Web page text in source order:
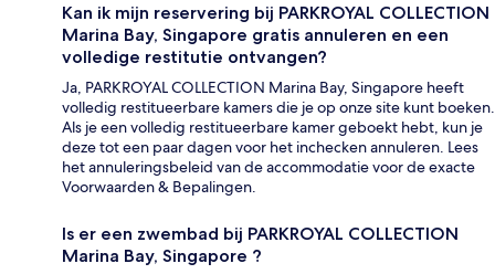
Kan ik mijn reservering bij PARKROYAL COLLECTION
Marina Bay, Singapore gratis annuleren en een
volledige restitutie ontvangen?
Ja, PARKROYAL COLLECTION Marina Bay, Singapore heeft
volledig restitueerbare kamers die je op onze site kunt boeken.
Als je een volledig restitueerbare kamer geboekt hebt, kun je
deze tot een paar dagen voor het inchecken annuleren. Lees
het annuleringsbeleid van de accommodatie voor de exacte
Voorwaarden & Bepalingen.
Is er een zwembad bij PARKROYAL COLLECTION
Marina Bay, Singapore ?